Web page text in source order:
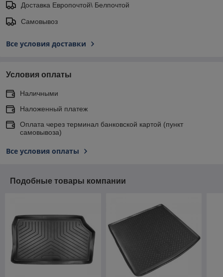
Доставка Европочтой\ Белпочтой
Самовывоз
Все условия доставки
Условия оплаты
Наличными
Наложенный платеж
Оплата через терминал банковской картой (пункт
самовывоза)
Все условия оплаты
Подобные товары компании